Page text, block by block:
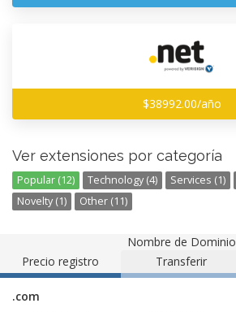
$38992.00/año
Ver extensiones por categoría
Popular (12) Technology (4) Services (1)
Novelty (1)
Other (11)
Nombre de Dominio
Precio registro
Transferir
.com